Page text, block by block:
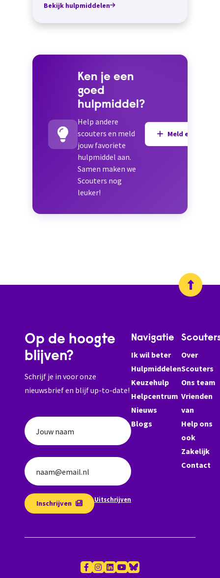
Bekijk hulpmiddelen
Ken je een
goed
hulpmiddel?
Help andere
scouters en meld
jouw favoriete
hulpmiddel aan.
Samen maken we
Scouters nog
leuker!
Meld een
Op de hoogte
blijven?
Schrijf je in voor onze
nieuwsbrief en blijf up-to-date!
Jouw naam
naam@email.nl
Inschrijven Uitschrijven
Navigatie
Ik wil beter
Hulpmiddelen
Keuzehulp
Helpcentrum
Nieuws
Blogs
Over
Scouters
Ons team
Vrienden
van
Help ons
ook
Zakelijk
Contact